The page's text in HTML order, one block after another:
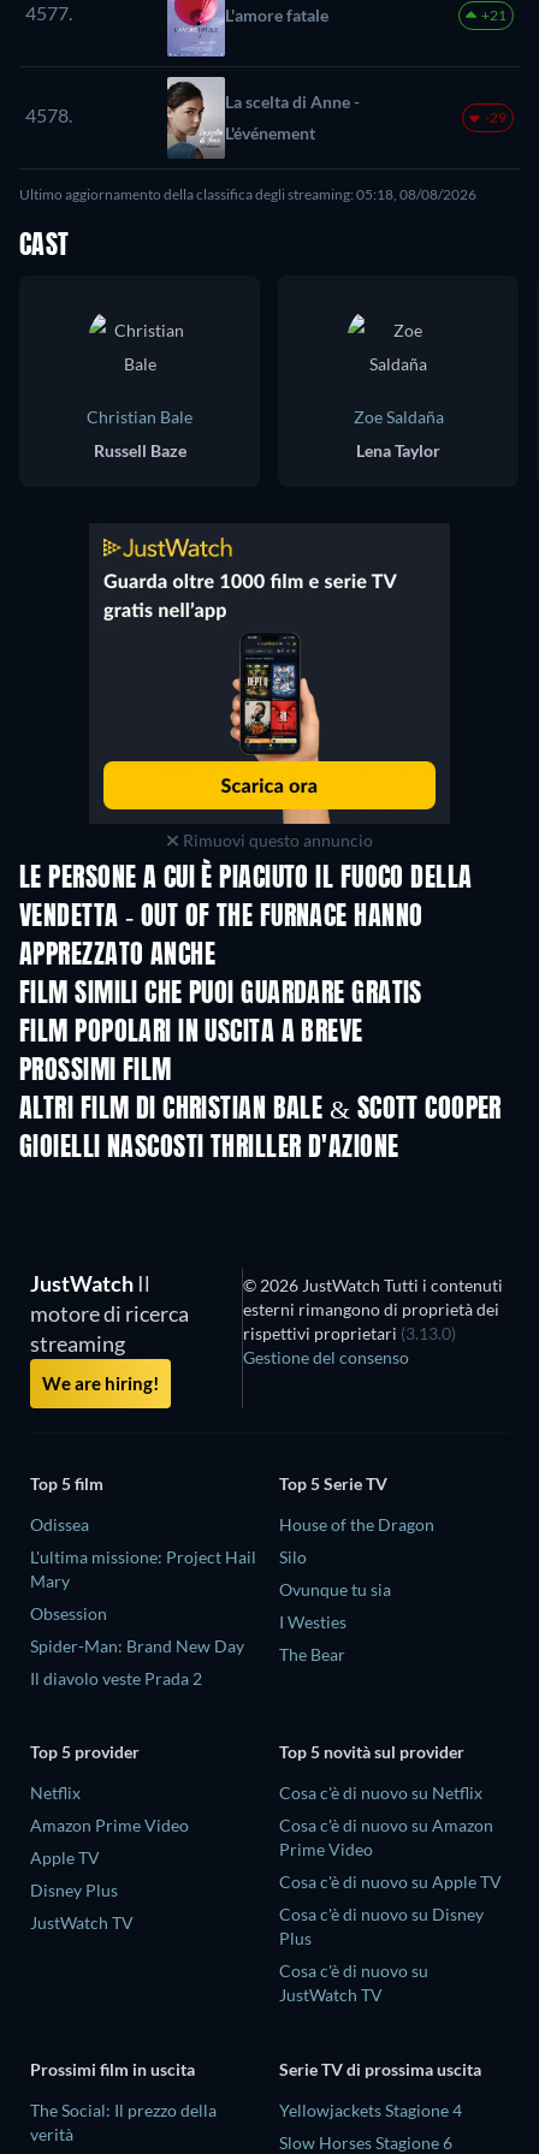
4577. L'amore fatale +21
4578.
La scelta di Anne -
L'événement
-29
Ultimo aggiornamento della classifica degli streaming: 05:18, 08/08/2026
CAST
Christian Bale
Russell Baze
Zoe Saldaña
Lena Taylor
Rimuovi questo annuncio
LE PERSONE A CUI È PIACIUTO IL FUOCO DELLA
VENDETTA - OUT OF THE FURNACE HANNO
APPREZZATO ANCHE
FILM SIMILI CHE PUOI GUARDARE GRATIS
FILM POPOLARI IN USCITA A BREVE
PROSSIMI FILM
ALTRI FILM DI CHRISTIAN BALE & SCOTT COOPER
GIOIELLI NASCOSTI THRILLER D'AZIONE
JustWatch Il
motore di ricerca
streaming
We are hiring!
© 2026 JustWatch Tutti i contenuti
esterni rimangono di proprietà dei
rispettivi proprietari (3.13.0)
Gestione del consenso
Top 5 film
Odissea
L'ultima missione: Project Hail
Mary
Obsession
Spider-Man: Brand New Day
Il diavolo veste Prada 2
Top 5 Serie TV
House of the Dragon
Silo
Ovunque tu sia
I Westies
The Bear
Top 5 provider
Netflix
Amazon Prime Video
Apple TV
Disney Plus
JustWatch TV
Top 5 novità sul provider
Cosa c'è di nuovo su Netflix
Cosa c'è di nuovo su Amazon
Prime Video
Cosa c'è di nuovo su Apple TV
Cosa c'è di nuovo su Disney
Plus
Cosa c'è di nuovo su
JustWatch TV
Prossimi film in uscita
The Social: Il prezzo della
verità
Serie TV di prossima uscita
Yellowjackets Stagione 4
Slow Horses Stagione 6